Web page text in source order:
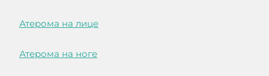
Атерома на лице
Атерома на ноге